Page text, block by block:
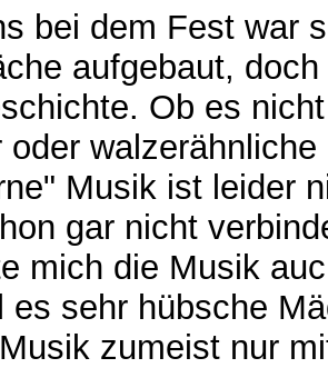
bei dem Fest war
aufgebaut,
Ob es
oder
Musik ist leider
gar nicht
mich die Musik
es sehr hübsche
zumeist nur